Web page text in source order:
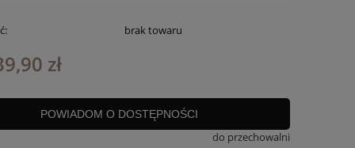
brak towaru
zł
POWIADOM O DOSTĘPNOŚCI
do przechowalni